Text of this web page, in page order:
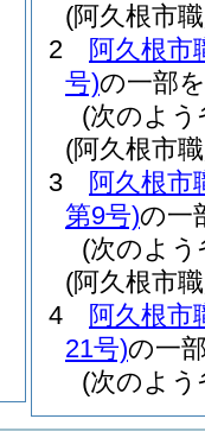
(阿久根市
2
阿久根市
号)の一部
(次のよう
(阿久根市
3
阿久根市
第9号)の一
(次のよう
(阿久根市
4
阿久根市
21号)の一
(次のよう